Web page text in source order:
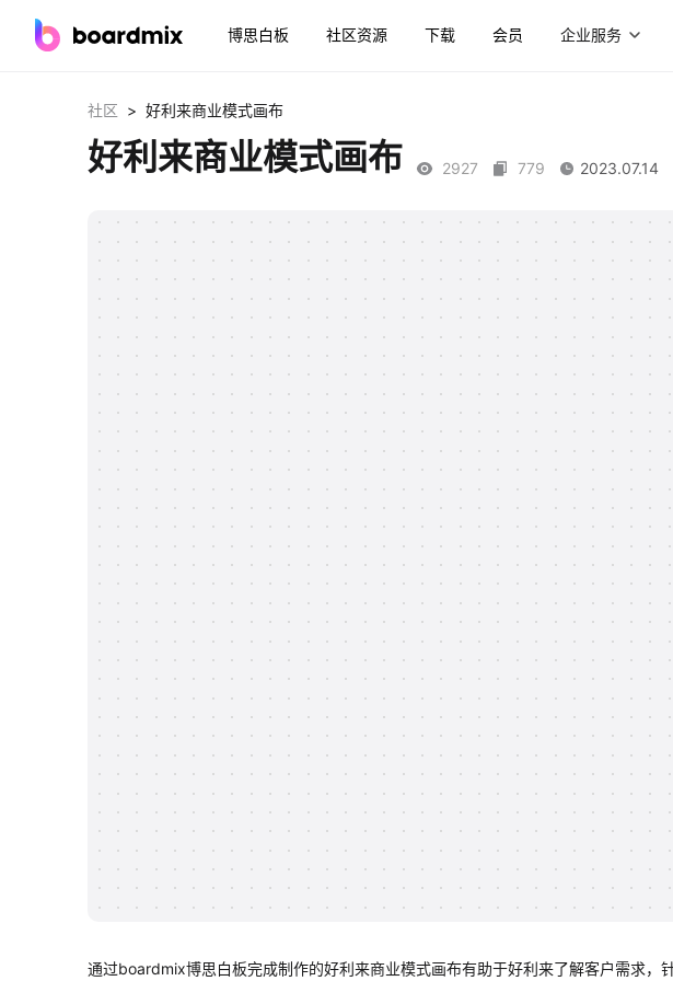
博思白板 社区资源 下载 会员 企业服务
社区 > 好利来商业模式画布
好利来商业模式画布 2927 779 2023.07.14
通过boardmix博思白板完成制作的好利来商业模式画布有助于好利来了解客户需求，